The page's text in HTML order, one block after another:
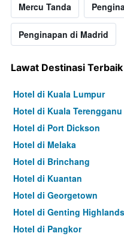
Mercu Tanda
Penginapan di Madrid
Lawat Destinasi Terbaik
Hotel di Kuala Lumpur
Hotel di Kuala Terengganu
Hotel di Port Dickson
Hotel di Melaka
Hotel di Brinchang
Hotel di Kuantan
Hotel di Georgetown
Hotel di Genting Highlands
Hotel di Pangkor